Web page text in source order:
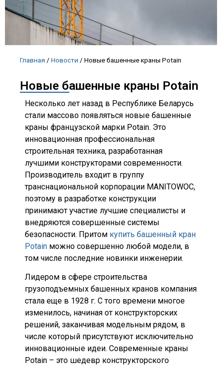
Главная / Новости / Новые башенные краны Potain
Новые башенные краны Potain
Несколько лет назад в Республике Беларусь
стали массово появляться новые башенные
краны французской марки Potain. Это
инновационная профессиональная
строительная техника, разработанная
лучшими конструкторами современности.
Производитель входит в группу
транснациональной корпорации MANITOWOC,
поэтому в разработке конструкции
принимают участие лучшие специалисты и
внедряются совершенные системы
безопасности. Притом купить башенный кран
Potain можно совершенно любой модели, в
том числе последние новинки инженерии.
Лидером в сфере строительства
грузоподъемных башенных кранов компания
стала еще в 1928 г. С того времени многое
изменилось, начиная от конструкторских
решений, заканчивая модельным рядом, в
числе который присутствуют исключительно
инновационные идеи. Современные краны
Potain – это шедевр конструкторского